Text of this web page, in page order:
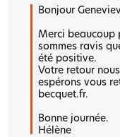
Bonjour
Merci beaucoup
sommes ravis
été positive.
Votre retour
espérons vous
becquet.fr.
Bonne journée.
Hélène